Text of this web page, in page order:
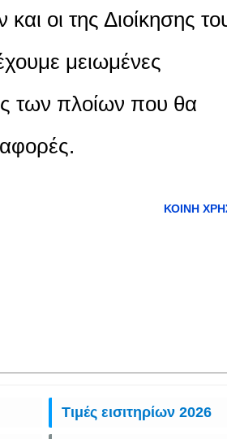
οι της Διοίκησης
μειωμένες
των πλοίων που θα
ΚΟΙΝΉ
Τιμές εισιτηρίων 2026